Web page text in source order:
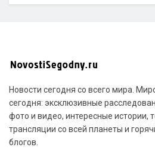
Новости сегодня со всего мира.
сегодня: эксклюзивные
фото и видео, интересные истории,
трансляции со всей планеты и
блогов.